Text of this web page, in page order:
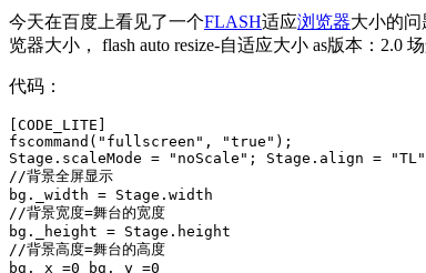
今天在百度上看见了一个FLASH适应浏览器大小的问
览器大小， flash auto resize-自适应大小 as版本：2.0
代码：
[CODE_LITE]
fscommand("fullscreen", "true");
Stage.scaleMode = "noScale"; Stage.align =
//背景全屏显示
bg._width = Stage.width
//背景宽度=舞台的宽度
bg._height = Stage.height
//背景高度=舞台的高度
bg._x =0 bg._y =0